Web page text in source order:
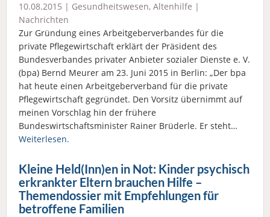
10.08.2015 | Gesundheitswesen, Altenhilfe |
Nachrichten
Zur Gründung eines Arbeitgeberverbandes für die
private Pflegewirtschaft erklärt der Präsident des
Bundesverbandes privater Anbieter sozialer Dienste e. V.
(bpa) Bernd Meurer am 23. Juni 2015 in Berlin: „Der bpa
hat heute einen Arbeitgeberverband für die private
Pflegewirtschaft gegründet. Den Vorsitz übernimmt auf
meinen Vorschlag hin der frühere
Bundeswirtschaftsminister Rainer Brüderle. Er steht…
Weiterlesen.
Kleine Held(Inn)en in Not: Kinder psychisch
erkrankter Eltern brauchen Hilfe –
Themendossier mit Empfehlungen für
betroffene Familien